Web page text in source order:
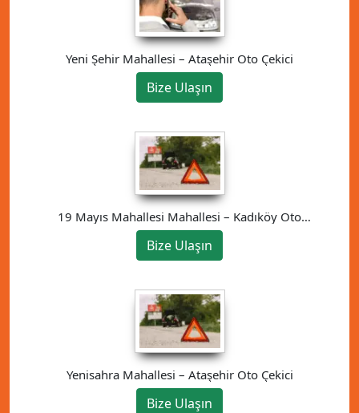
Yeni Şehir Mahallesi – Ataşehir Oto Çekici
Bize Ulaşın
19 Mayıs Mahallesi Mahallesi – Kadıköy Oto
Çekici
Bize Ulaşın
Yenisahra Mahallesi – Ataşehir Oto Çekici
Bize Ulaşın